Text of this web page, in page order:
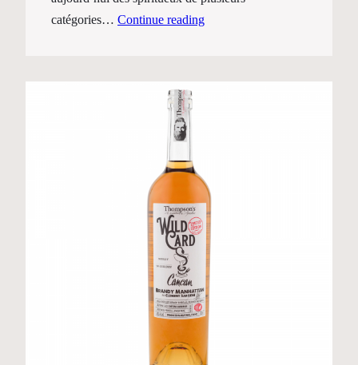
catégories… Continue reading